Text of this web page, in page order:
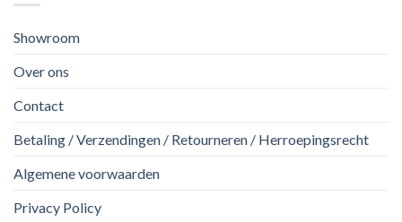
Showroom
Over ons
Contact
Betaling / Verzendingen / Retourneren / Herroepingsrecht
Algemene voorwaarden
Privacy Policy